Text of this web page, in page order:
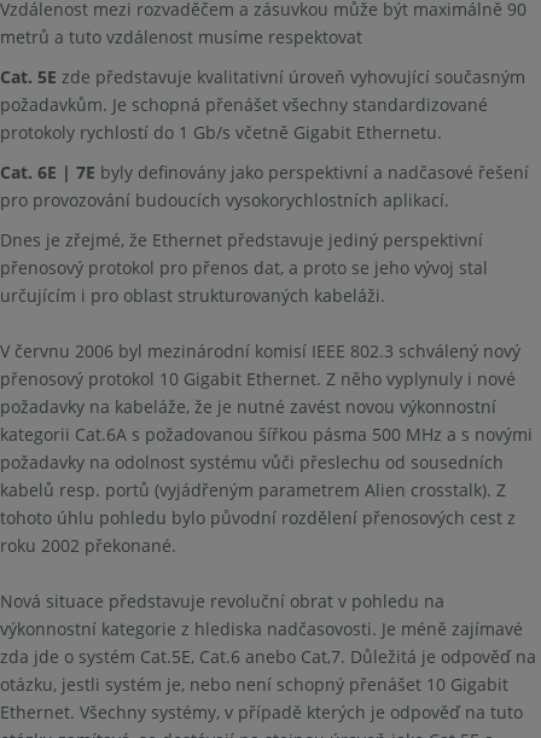
Vzdálenost mezi rozvaděčem a zásuvkou může být maximálně 90
metrů a tuto vzdálenost musíme respektovat
Cat. 5E zde představuje kvalitativní úroveň vyhovující současným
požadavkům. Je schopná přenášet všechny standardizované
protokoly rychlostí do 1 Gb/s včetně Gigabit Ethernetu.
Cat. 6E | 7E byly definovány jako perspektivní a nadčasové řešení
pro provozování budoucích vysokorychlostních aplikací.
Dnes je zřejmé, že Ethernet představuje jediný perspektivní
přenosový protokol pro přenos dat, a proto se jeho vývoj stal
určujícím i pro oblast strukturovaných kabeláži.
V červnu 2006 byl mezinárodní komisí IEEE 802.3 schválený nový
přenosový protokol 10 Gigabit Ethernet. Z něho vyplynuly i nové
požadavky na kabeláže, že je nutné zavést novou výkonnostní
kategorii Cat.6A s požadovanou šířkou pásma 500 MHz a s novými
požadavky na odolnost systému vůči přeslechu od sousedních
kabelů resp. portů (vyjádřeným parametrem Alien crosstalk). Z
tohoto úhlu pohledu bylo původní rozdělení přenosových cest z
roku 2002 překonané.
Nová situace představuje revoluční obrat v pohledu na
výkonnostní kategorie z hlediska nadčasovosti. Je méně zajímavé
zda jde o systém Cat.5E, Cat.6 anebo Cat,7. Důležitá je odpověď na
otázku, jestli systém je, nebo není schopný přenášet 10 Gigabit
Ethernet. Všechny systémy, v případě kterých je odpověď na tuto